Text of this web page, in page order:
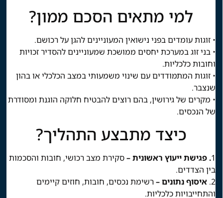
למי מתאים הסכם ממון?
• זוגות עומדים בפני נישואין המעוניינים להגן על רכושם.
• בני זוג במערכת יחסים ממושכת שמעוניינים להסדיר זכויות
וחובות כלכליות.
• זוגות המתמודדים עם שינוי משמעותי במצב הכלכלי או בהון
שנצבר.
• מקרים של גירושין, בהם רוצים להבטיח חלוקה הוגנת ומסודרת
של הנכסים.
כיצד מתבצע התהליך?
1. פגישת ייעוץ ראשונית –סקירת מצב רכושי, חובות והסכמות
בין הצדדים.
2. איסוף נתונים –רשימת נכסים, חובות, חוזים קיימים
והתחייבויות כלכליות.